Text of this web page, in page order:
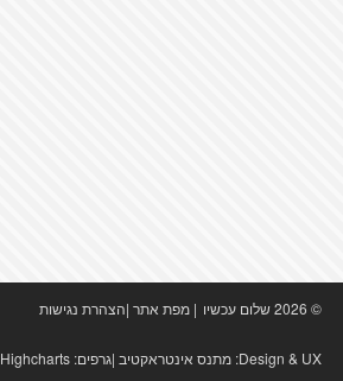
© 2026 שלום עכשיו | מפת אתר|הצהרת נגישות
Design & UX: מתנס אינטראקטיב|גרפים: Highcharts